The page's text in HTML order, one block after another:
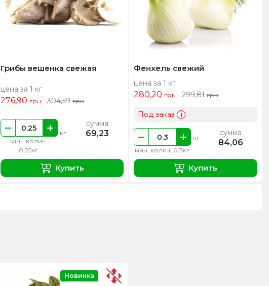
Грибы вешенка свежая
цена за 1 кг
276,90 грн 304,59грн
мин. колич.
0.25кг
кг
сумма
69,23
Купить
Фенхель свежий
цена за 1 кг
280,20 грн 299,81грн
Под заказ i
мин. колич. 0.3кг
кг сумма
84,06
Купить
Новинка